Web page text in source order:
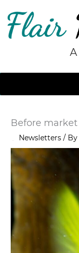
content
Before market
Newsletters / By